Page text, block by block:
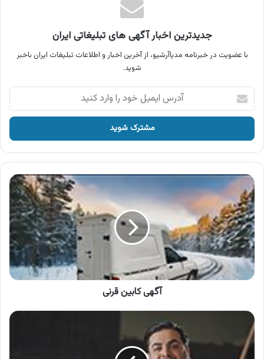
جدیدترین اخبار آگهی های تبلیغاتی ایران
با عضویت در خبرنامه مدیاآرشیو، از آخرین اخبار و اطلاعات تبلیغات ایران باخبر
شوید.
آدرس
ایمیل
خود
وارد
کنید
آگهی
کابین
قرنی
آگهی کابین قرنی
آگهی
محصولات
آروا